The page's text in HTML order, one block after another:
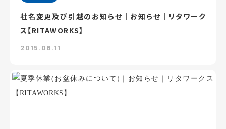
社名変更及び引越のお知らせ｜お知らせ｜リタワーク
ス【RITAWORKS】
2015.08.11